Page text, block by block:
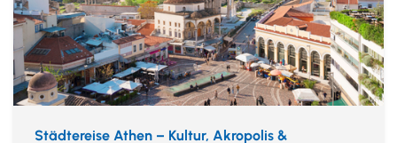
Städtereise Athen – Kultur, Akropolis &